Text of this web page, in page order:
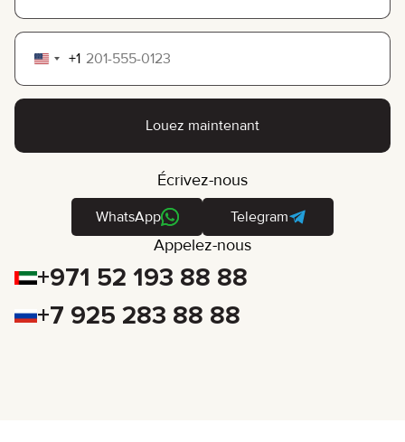
United
States
+1
Louez maintenant
Écrivez-nous
WhatsApp Telegram
Appelez-nous
+971 52 193 88 88
+7 925 283 88 88